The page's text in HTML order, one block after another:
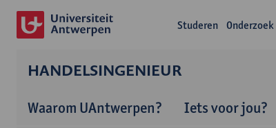
Studeren Onderzoek
HANDELSINGENIEUR
Waarom UAntwerpen? Iets voor jou?